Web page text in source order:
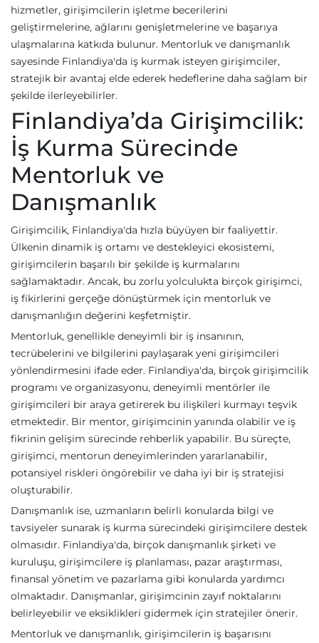
hizmetler, girişimcilerin işletme becerilerini
geliştirmelerine, ağlarını genişletmelerine ve başarıya
ulaşmalarına katkıda bulunur. Mentorluk ve danışmanlık
sayesinde Finlandiya'da iş kurmak isteyen girişimciler,
stratejik bir avantaj elde ederek hedeflerine daha sağlam bir
şekilde ilerleyebilirler.
Finlandiya’da Girişimcilik:
İş Kurma Sürecinde
Mentorluk ve
Danışmanlık
Girişimcilik, Finlandiya'da hızla büyüyen bir faaliyettir.
Ülkenin dinamik iş ortamı ve destekleyici ekosistemi,
girişimcilerin başarılı bir şekilde iş kurmalarını
sağlamaktadır. Ancak, bu zorlu yolculukta birçok girişimci,
iş fikirlerini gerçeğe dönüştürmek için mentorluk ve
danışmanlığın değerini keşfetmiştir.
Mentorluk, genellikle deneyimli bir iş insanının,
tecrübelerini ve bilgilerini paylaşarak yeni girişimcileri
yönlendirmesini ifade eder. Finlandiya'da, birçok girişimcilik
programı ve organizasyonu, deneyimli mentörler ile
girişimcileri bir araya getirerek bu ilişkileri kurmayı teşvik
etmektedir. Bir mentor, girişimcinin yanında olabilir ve iş
fikrinin gelişim sürecinde rehberlik yapabilir. Bu süreçte,
girişimci, mentorun deneyimlerinden yararlanabilir,
potansiyel riskleri öngörebilir ve daha iyi bir iş stratejisi
oluşturabilir.
Danışmanlık ise, uzmanların belirli konularda bilgi ve
tavsiyeler sunarak iş kurma sürecindeki girişimcilere destek
olmasıdır. Finlandiya'da, birçok danışmanlık şirketi ve
kuruluşu, girişimcilere iş planlaması, pazar araştırması,
finansal yönetim ve pazarlama gibi konularda yardımcı
olmaktadır. Danışmanlar, girişimcinin zayıf noktalarını
belirleyebilir ve eksiklikleri gidermek için stratejiler önerir.
Mentorluk ve danışmanlık, girişimcilerin iş başarısını